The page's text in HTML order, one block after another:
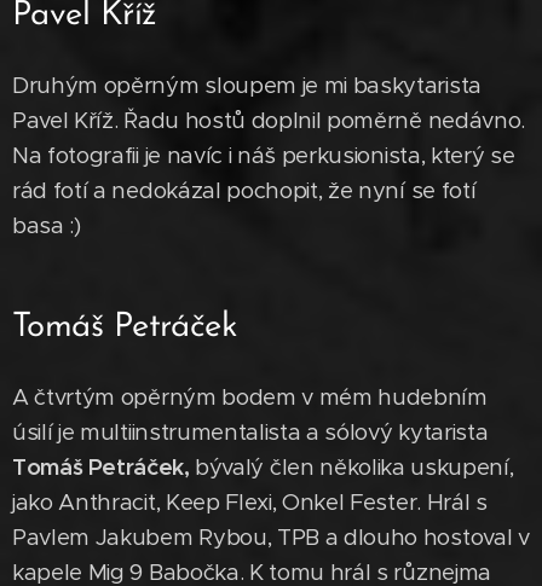
Pavel Kříž
Druhým opěrným sloupem je mi baskytarista
Pavel Kříž. Řadu hostů doplnil poměrně nedávno.
Na fotografii je navíc i náš perkusionista, který se
rád fotí a nedokázal pochopit, že nyní se fotí
basa :)
Tomáš Petráček
A čtvrtým opěrným bodem v mém hudebním
úsilí je multiinstrumentalista a sólový kytarista
Tomáš Petráček, bývalý člen několika uskupení,
jako Anthracit, Keep Flexi, Onkel Fester. Hrál s
Pavlem Jakubem Rybou, TPB a dlouho hostoval v
kapele Mig 9 Babočka. K tomu hrál s různejma